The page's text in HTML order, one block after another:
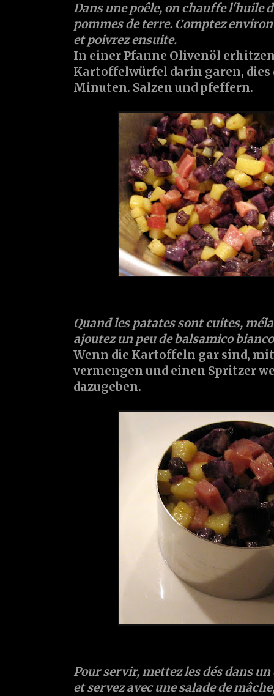
Dans une poêle, on chauffe l'huile
pommes de terre. Comptez environ
et poivrez ensuite.
In einer Pfanne Olivenöl
Kartoffelwürfel darin garen, dies
Minuten. Salzen und pfeffern.
Quand les patates sont cuites,
ajoutez un peu debalsamico bianco
Wenn die Kartoffeln gar sind, mit
vermengen und einen Spritzer
dazugeben.
Pour servir, mettez les dés dans
et servez avec une salade de